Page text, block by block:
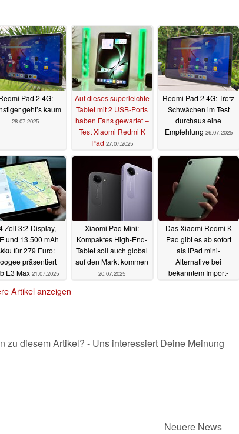
Pad 2 4G:
geht’s kaum
28.07.2025
Auf dieses superleichte
Tablet mit 2 USB-Ports
haben Fans gewartet –
Test Xiaomi Redmi K
Pad 27.07.2025
Redmi Pad 2 4G: Trotz
Schwächen im Test
durchaus eine
Empfehlung 26.07.2025
Zoll 3:2-Display,
und 13.500 mAh
für 279 Euro:
präsentiert
E3 Max 21.07.2025
Xiaomi Pad Mini:
Kompaktes High-End-
Tablet soll auch global
auf den Markt kommen
20.07.2025
Das Xiaomi Redmi K
Pad gibt es ab sofort
als iPad mini-
Alternative bei
bekanntem Import-
Artikel anzeigen
zu diesem Artikel? - Uns interessiert Deine Meinung
Neuere News